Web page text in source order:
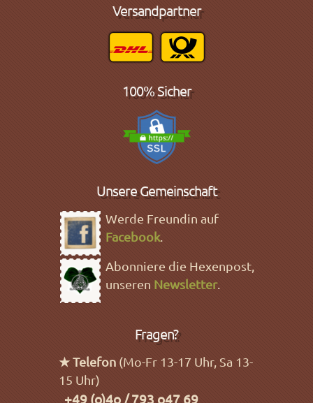
Versandpartner
100% Sicher
Unsere Gemeinschaft
Werde Freundin auf
Facebook.
Abonniere die Hexenpost,
unseren Newsletter.
Fragen?
★ Telefon (Mo-Fr 13-17 Uhr, Sa 13-
15 Uhr)
+49 (o)4o / 793 o47 69